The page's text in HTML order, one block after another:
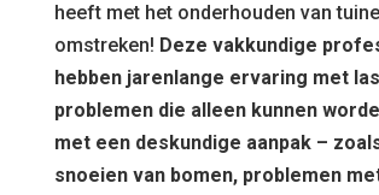
heeft met het onderhouden van
omstreken! Deze vakkundige
hebben jarenlange ervaring met
problemen die alleen kunnen
met een deskundige aanpak –
snoeien van bomen, problemen